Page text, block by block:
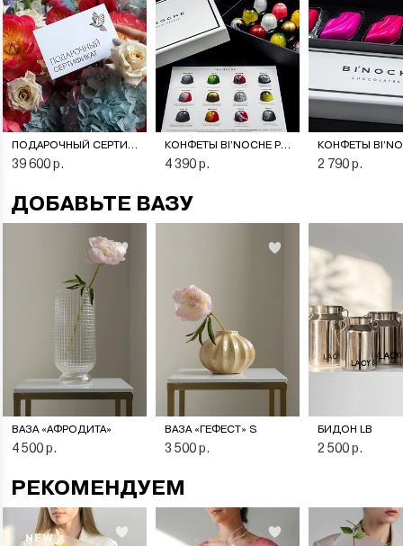
ПОДАРОЧНЫЙ СЕРТИФИКАТ НА ЦВЕТОЧНУЮ ПОДПИСКУ
39 600 р.
КОНФЕТЫ BI’NOCHE PREMIERE
4 390 р. 2 790 р.
ДОБАВЬТЕ ВАЗУ
ВАЗА «АФРОДИТА»
4 500 р.
ВАЗА «ГЕФЕСТ» S
3 500 р.
БИДОН LB
2 500 р.
РЕКОМЕНДУЕМ
NEW